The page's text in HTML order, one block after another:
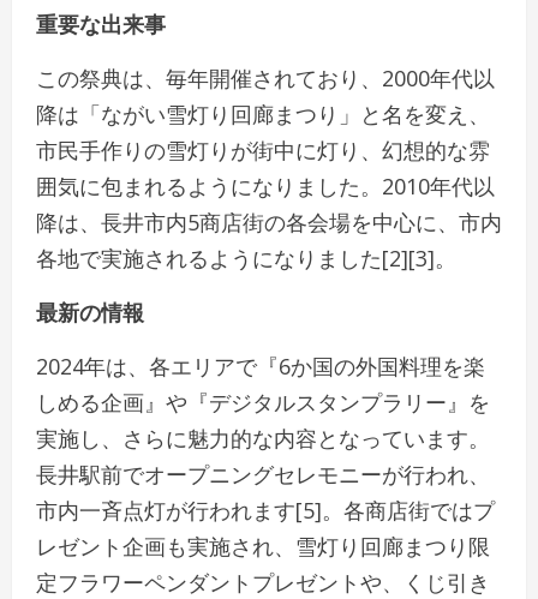
重要な出来事
この祭典は、毎年開催されており、2000年代以
降は「ながい雪灯り回廊まつり」と名を変え、
市民手作りの雪灯りが街中に灯り、幻想的な雰
囲気に包まれるようになりました。2010年代以
降は、長井市内5商店街の各会場を中心に、市内
各地で実施されるようになりました[2][3]。
最新の情報
2024年は、各エリアで『6か国の外国料理を楽
しめる企画』や『デジタルスタンプラリー』を
実施し、さらに魅力的な内容となっています。
長井駅前でオープニングセレモニーが行われ、
市内一斉点灯が行われます[5]。各商店街ではプ
レゼント企画も実施され、雪灯り回廊まつり限
定フラワーペンダントプレゼントや、くじ引き